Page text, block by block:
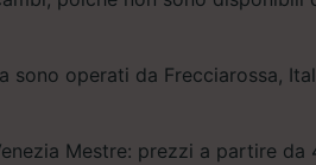
sono operati da Frecciarossa,
Mestre: prezzi a partire da